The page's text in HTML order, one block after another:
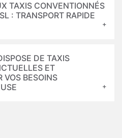
TAXIS CONVENTIONNÉS
: TRANSPORT RAPIDE
DE TAXIS
ET
VOS BESOINS